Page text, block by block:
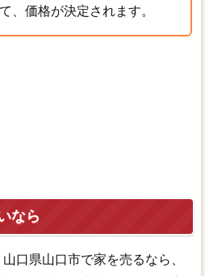
、価格が決定されます。
なら
山口県山口市で家を売るなら、